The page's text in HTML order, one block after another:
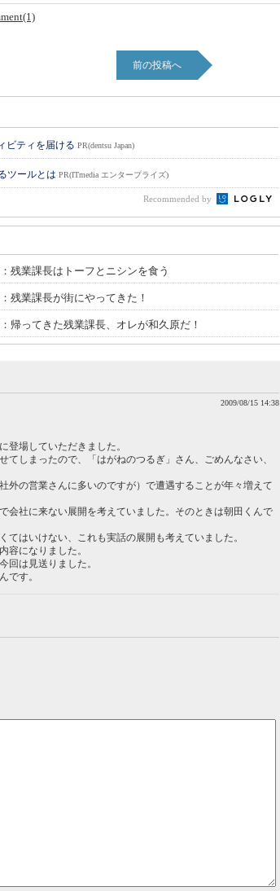
前の投稿へ
ビティを届ける PR(dentsu Japan)
ツールとは PR(ITmedia エンタープライズ)
Recommended by
残業課長はトーフとニシンを食う
残業課長が街にやってきた！
帰ってきた残業課長、オレが和久原だ！
2009/08/15 14:38
登場していただきました。
しまったので、「はがねのつるぎ」さん、ごめんなさい、
外の営業さんに多いのですが）で遭遇することが年々増えて
会社に来ない展開を考えていました。そのときは朝田くんで
はいけない、これも実話の展開も考えていました。
容になりました。
回は見送りました。
です。